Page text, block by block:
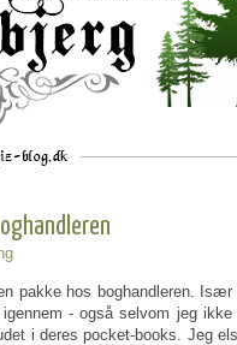
pakke hos boghandleren. Især
- også selvom jeg ikke
i deres pocket-books. Jeg